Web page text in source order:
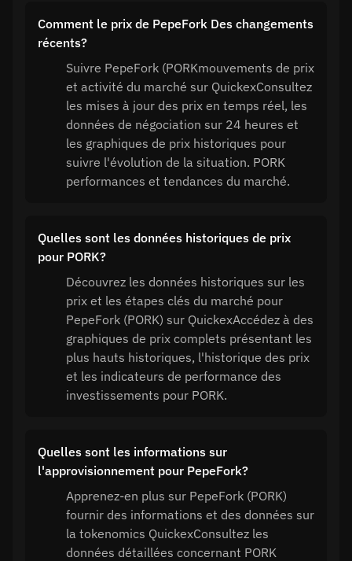
Comment le prix de PepeFork Des changements
récents?
Suivre PepeFork (PORKmouvements de prix
et activité du marché sur QuickexConsultez
les mises à jour des prix en temps réel, les
données de négociation sur 24 heures et
les graphiques de prix historiques pour
suivre l'évolution de la situation. PORK
performances et tendances du marché.
Quelles sont les données historiques de prix
pour PORK?
Découvrez les données historiques sur les
prix et les étapes clés du marché pour
PepeFork (PORK) sur QuickexAccédez à des
graphiques de prix complets présentant les
plus hauts historiques, l'historique des prix
et les indicateurs de performance des
investissements pour PORK.
Quelles sont les informations sur
l'approvisionnement pour PepeFork?
Apprenez-en plus sur PepeFork (PORK)
fournir des informations et des données sur
la tokenomics QuickexConsultez les
données détaillées concernant PORK